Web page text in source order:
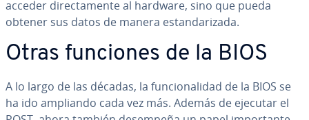
acceder di­re­c­ta­me­n­te al hardware, sino que pueda
obtener sus datos de manera es­ta­n­da­ri­za­da.
Otras funciones de la BIOS
A lo largo de las décadas, la fu­n­cio­na­li­dad de la BIOS se
ha ido ampliando cada vez más. Además de ejecutar el